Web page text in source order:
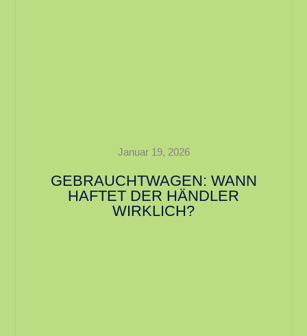
Januar 19, 2026
GEBRAUCHTWAGEN: WANN
HAFTET DER HÄNDLER
WIRKLICH?